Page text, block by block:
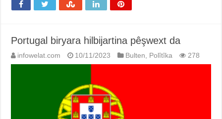
Portugal biryara hilbijartina pêşwext da
infowelat.com 10/11/2023 Bulten, Polîtîka 278